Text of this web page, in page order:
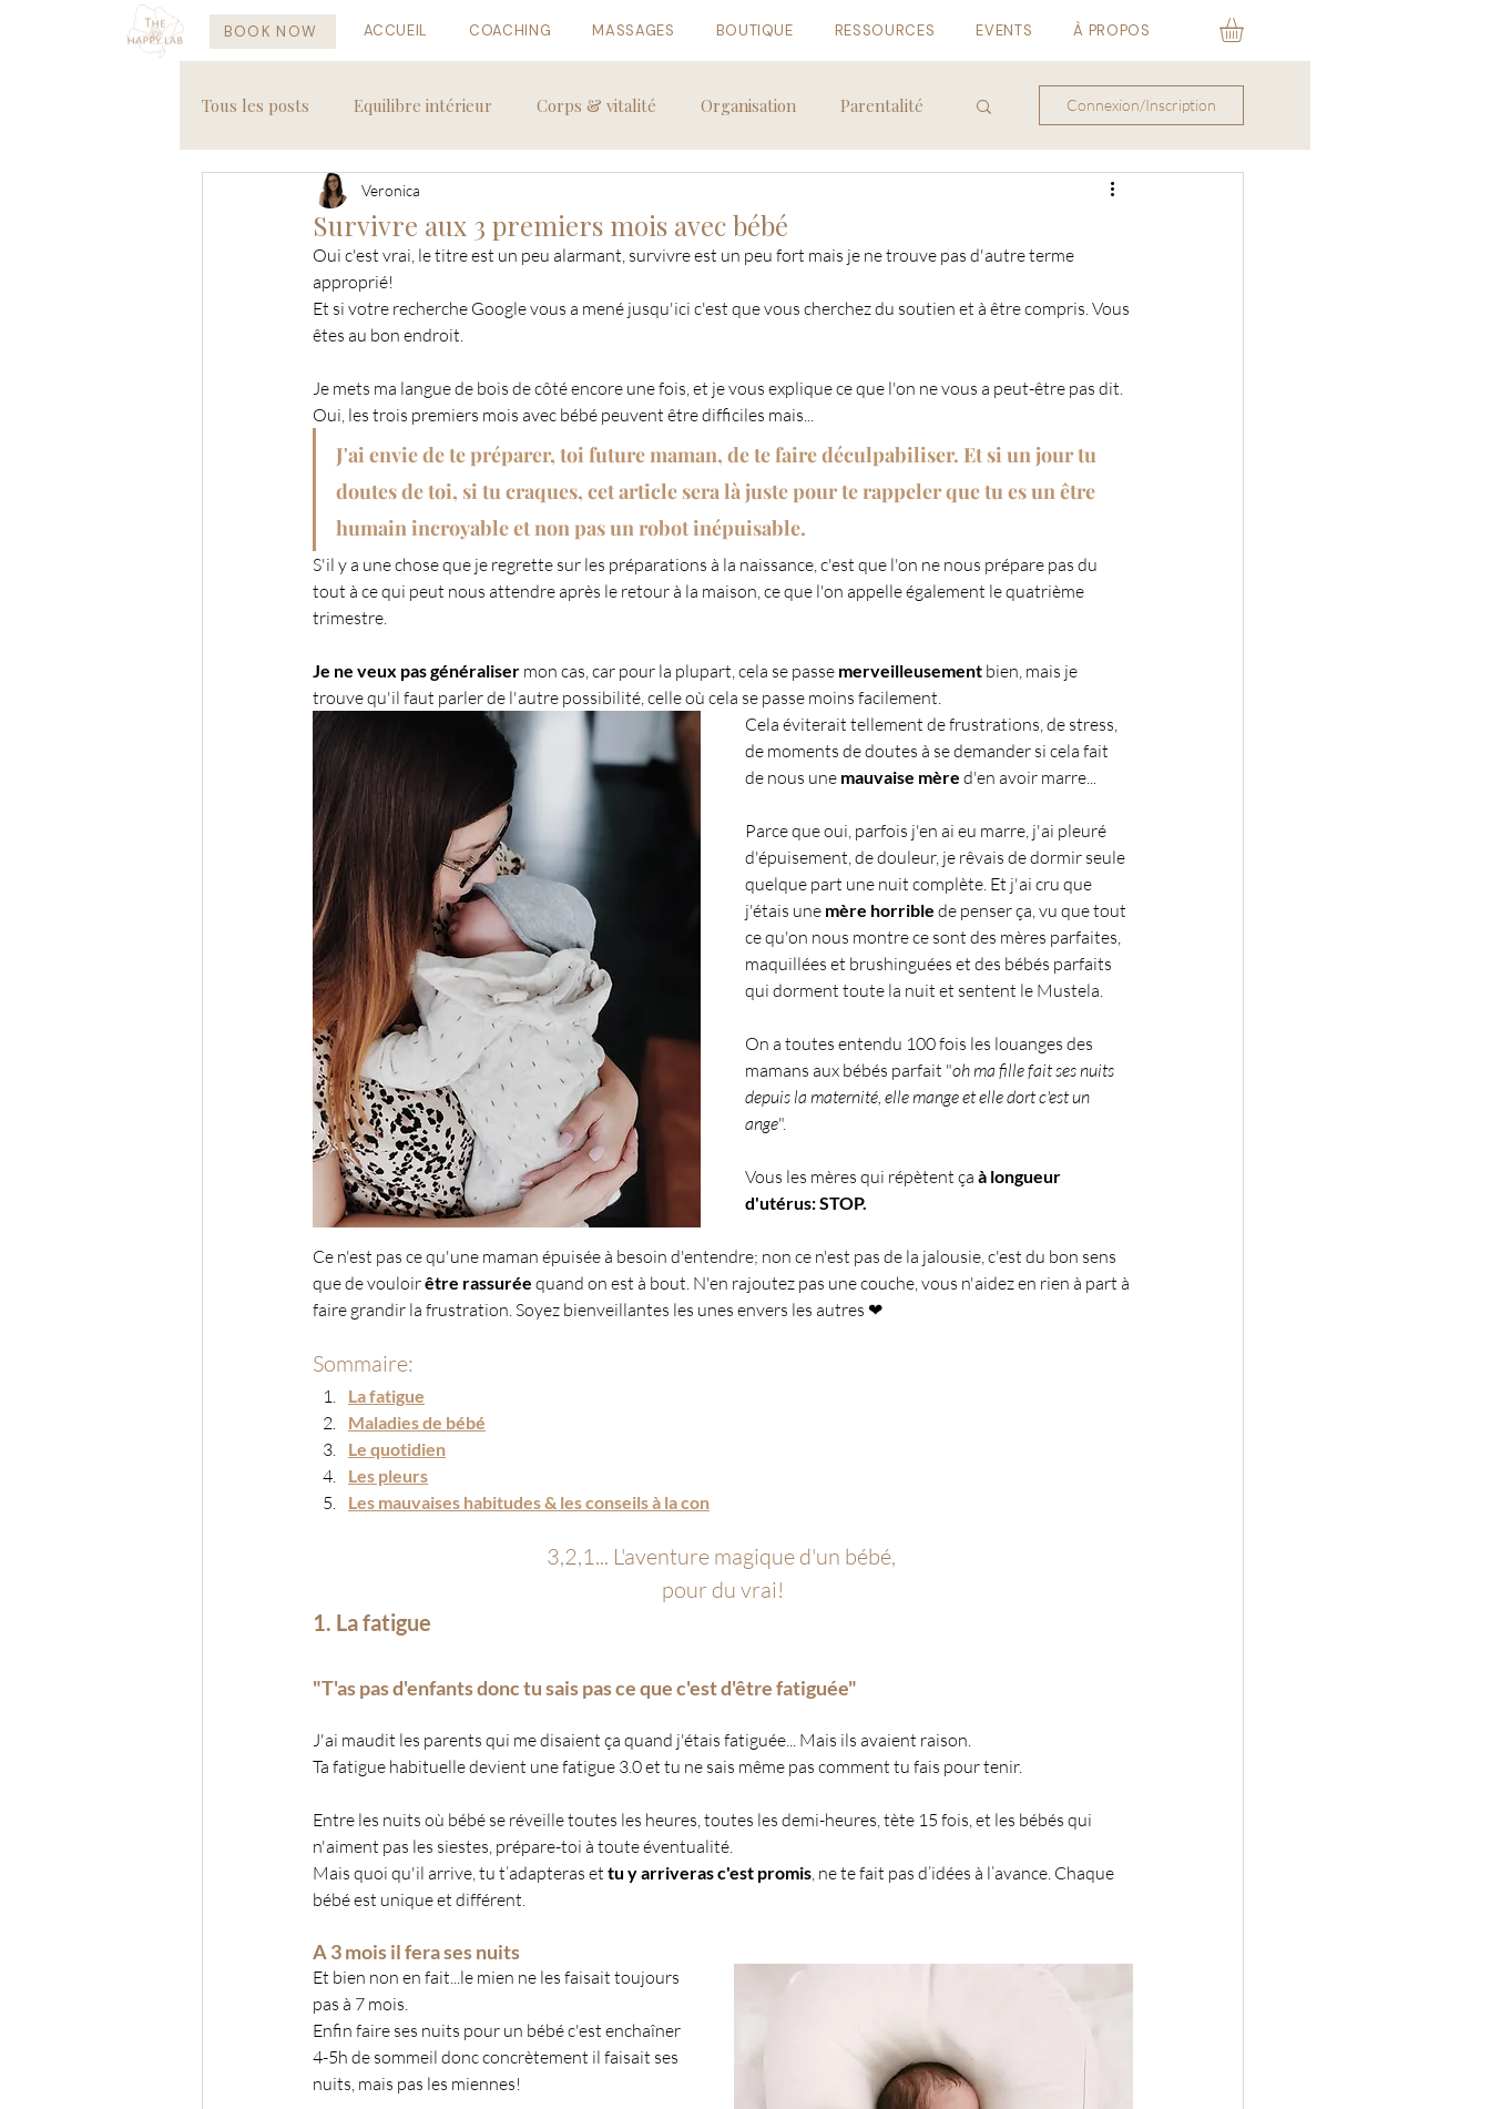
BOOK NOW ACCUEIL COACHING MASSAGES BOUTIQUE RESSOURCES EVENTS À PROPOS
Tous les posts Equilibre intérieur Corps & vitalité Organisation Parentalité
Recettes saines Voyages
Connexion/Inscription
Survivre aux 3 premiers mois avec bébé
Veronica
Oui c'est vrai, le titre est un peu alarmant, survivre est un peu fort mais je ne trouve pas d'autre terme
approprié!
Et si votre recherche Google vous a mené jusqu'ici c'est que vous cherchez du soutien et à être compris. Vous
êtes au bon endroit.
Je mets ma langue de bois de côté encore une fois, et je vous explique ce que l'on ne vous a peut-être pas dit.
Oui, les trois premiers mois avec bébé peuvent être difficiles mais...
J'ai envie de te préparer, toi future maman, de te faire déculpabiliser. Et si un jour tu
doutes de toi, si tu craques, cet article sera là juste pour te rappeler que tu es un être
humain incroyable et non pas un robot inépuisable.
S'il y a une chose que je regrette sur les préparations à la naissance, c'est que l'on ne nous prépare pas du
tout à ce qui peut nous attendre après le retour à la maison, ce que l'on appelle également le quatrième
trimestre.
Je ne veux pas généraliser mon cas, car pour la plupart, cela se passe merveilleusement bien, mais je
trouve qu'il faut parler de l'autre possibilité, celle où cela se passe moins facilement.
Cela éviterait tellement de frustrations, de stress,
de moments de doutes à se demander si cela fait
de nous une mauvaise mère d'en avoir marre...
Parce que oui, parfois j'en ai eu marre, j'ai pleuré
d'épuisement, de douleur, je rêvais de dormir seule
quelque part une nuit complète. Et j'ai cru que
j'étais une mère horrible de penser ça, vu que tout
ce qu'on nous montre ce sont des mères parfaites,
maquillées et brushinguées et des bébés parfaits
qui dorment toute la nuit et sentent le Mustela.
On a toutes entendu 100 fois les louanges des
mamans aux bébés parfait "oh ma fille fait ses nuits
depuis la maternité, elle mange et elle dort c'est un
ange".
Vous les mères qui répètent ça à longueur
d'utérus: STOP.
Ce n'est pas ce qu'une maman épuisée à besoin d'entendre; non ce n'est pas de la jalousie, c'est du bon sens
que de vouloir être rassurée quand on est à bout. N'en rajoutez pas une couche, vous n'aidez en rien à part à
faire grandir la frustration. Soyez bienveillantes les unes envers les autres ❤
Sommaire:
La fatigue
Maladies de bébé
Le quotidien
Les pleurs
Les mauvaises habitudes & les conseils à la con
3,2,1... L'aventure magique d'un bébé,
pour du vrai!
1. La fatigue
"T'as pas d'enfants donc tu sais pas ce que c'est d'être fatiguée"
J'ai maudit les parents qui me disaient ça quand j'étais fatiguée... Mais ils avaient raison.
Ta fatigue habituelle devient une fatigue 3.0 et tu ne sais même pas comment tu fais pour tenir.
Entre les nuits où bébé se réveille toutes les heures, toutes les demi-heures, tète 15 fois, et les bébés qui
n'aiment pas les siestes, prépare-toi à toute éventualité.
Mais quoi qu'il arrive, tu t’adapteras et tu y arriveras c'est promis , ne te fait pas d’idées à l’avance. Chaque
bébé est unique et différent.
A 3 mois il fera ses nuits
Et bien non en fait...le mien ne les faisait toujours
pas à 7 mois.
Enfin faire ses nuits pour un bébé c'est enchaîner
4-5h de sommeil donc concrètement il faisait ses
nuits, mais pas les miennes!